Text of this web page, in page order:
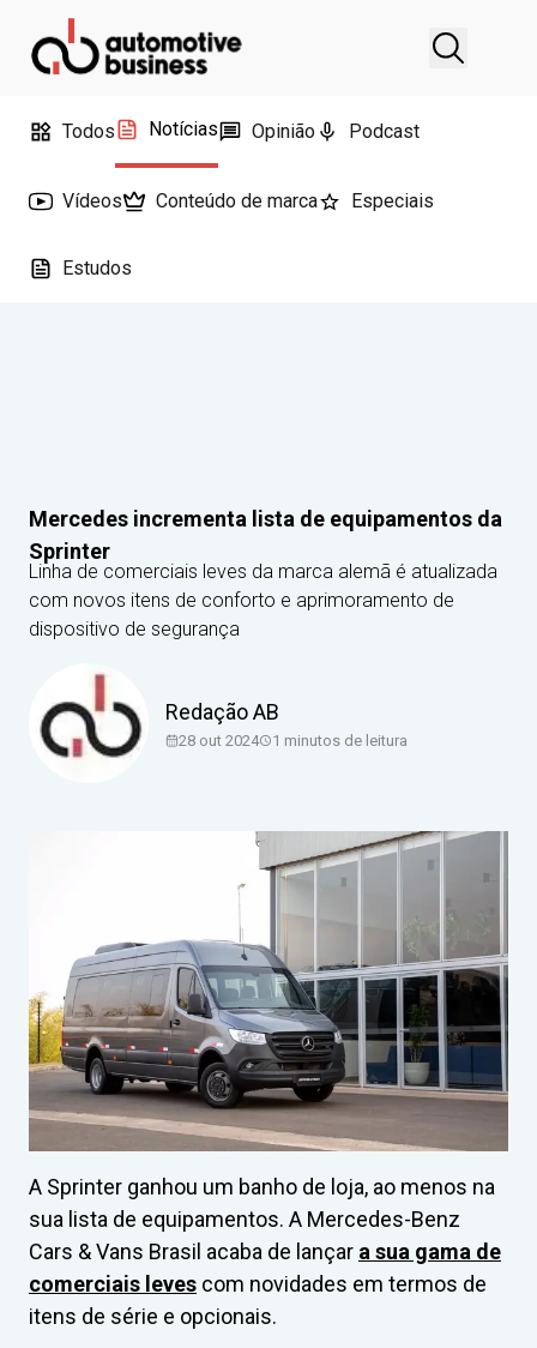
Todos Notícias Opinião Podcast
Vídeos Conteúdo de marca Especiais
Estudos
Mercedes incrementa lista de equipamentos da
Sprinter
Linha de comerciais leves da marca alemã é atualizada
com novos itens de conforto e aprimoramento de
dispositivo de segurança
Redação AB
28 out 2024 1 minutos de leitura
A Sprinter ganhou um banho de loja, ao menos na
sua lista de equipamentos. A Mercedes-Benz
Cars & Vans Brasil acaba de lançar a sua gama de
comerciais leves com novidades em termos de
itens de série e opcionais.